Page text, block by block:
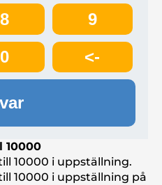
8 9
0 <-
10000
10000 i uppställning.
10000 i uppställning på